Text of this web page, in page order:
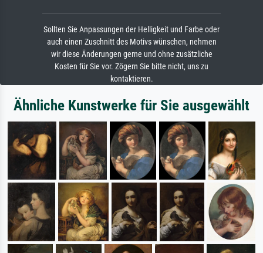
Sollten Sie Anpassungen der Helligkeit und Farbe oder
auch einen Zuschnitt des Motivs wünschen, nehmen
wir diese Änderungen gerne und ohne zusätzliche
Kosten für Sie vor. Zögern Sie bitte nicht, uns zu
kontaktieren.
Ähnliche Kunstwerke für Sie ausgewählt